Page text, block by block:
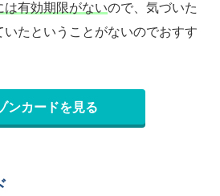
は有効期限がないので、気づいた
いたということがないのでおすす
ンカードを見る